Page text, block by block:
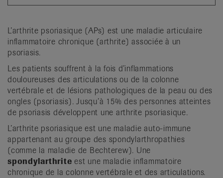
L’arthrite psoriasique (APs) est une maladie articulaire
inflammatoire chronique (arthrite) associée à un
psoriasis.
Les patients souffrent à la fois d’inflammations
douloureuses des articulations ou de la colonne
vertébrale et de lésions pathologiques de la peau ou des
ongles (psoriasis). Jusqu’à 15% des personnes atteintes
de psoriasis développent une arthrite psoriasique.
L’arthrite psoriasique est une maladie auto-immune
appartenant au groupe des spondylarthropathies
(comme la maladie de Bechterew). Une
spondylarthrite est une maladie inflammatoire
chronique de la colonne vertébrale et des articulations.